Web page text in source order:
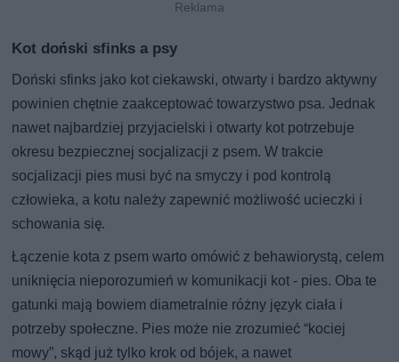
Kot doński sfinks a psy
Doński sfinks jako kot ciekawski, otwarty i bardzo aktywny
powinien chętnie zaakceptować towarzystwo psa. Jednak
nawet najbardziej przyjacielski i otwarty kot potrzebuje
okresu bezpiecznej socjalizacji z psem. W trakcie
socjalizacji pies musi być na smyczy i pod kontrolą
człowieka, a kotu należy zapewnić możliwość ucieczki i
schowania się.
Łączenie kota z psem warto omówić z behawiorystą, celem
uniknięcia nieporozumień w komunikacji kot - pies. Oba te
gatunki mają bowiem diametralnie różny język ciała i
potrzeby społeczne. Pies może nie zrozumieć “kociej
mowy”, skąd już tylko krok od bójek, a nawet